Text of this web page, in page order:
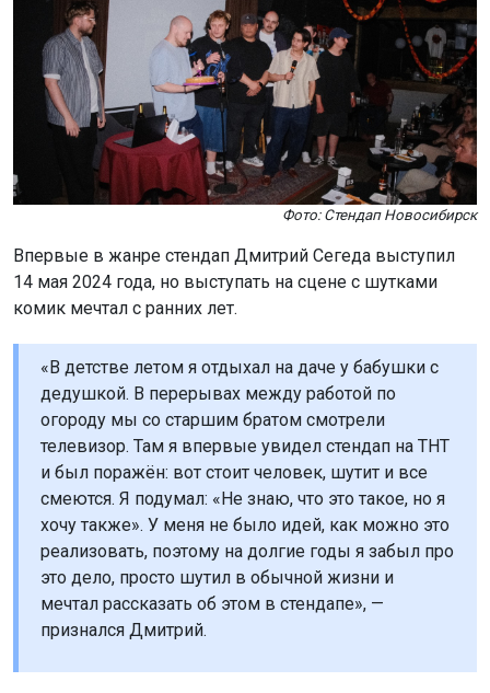
Фото: Стендап Новосибирск
Впервые в жанре стендап Дмитрий Сегеда выступил
14 мая 2024 года, но выступать на сцене с шутками
комик мечтал с ранних лет.
«В детстве летом я отдыхал на даче у бабушки с
дедушкой. В перерывах между работой по
огороду мы со старшим братом смотрели
телевизор. Там я впервые увидел стендап на ТНТ
и был поражён: вот стоит человек, шутит и все
смеются. Я подумал: «Не знаю, что это такое, но я
хочу также». У меня не было идей, как можно это
реализовать, поэтому на долгие годы я забыл про
это дело, просто шутил в обычной жизни и
мечтал рассказать об этом в стендапе», —
признался Дмитрий.